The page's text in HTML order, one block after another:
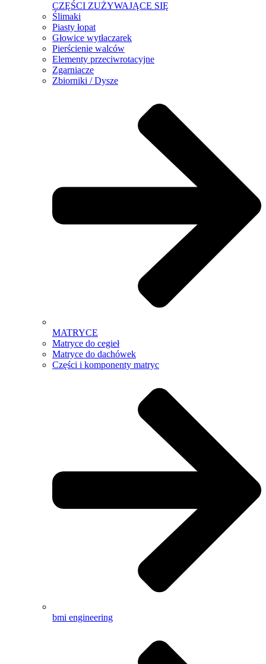
CZĘŚCI ZUŻYWAJĄCE SIĘ
Ślimaki
Piasty łopat
Głowice wytłaczarek
Pierścienie walców
Elementy przeciwrotacyjne
Zgarniacze
Zbiorniki / Dysze
MATRYCE
Matryce do cegieł
Matryce do dachówek
Części i komponenty matryc
bmi engineering